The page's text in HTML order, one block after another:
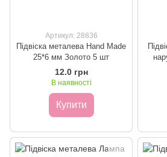
Артикул: 28836
Підвіска металева Hand Made
25*6 мм Золото 5 шт
12.0 грн
В наявності
Купити